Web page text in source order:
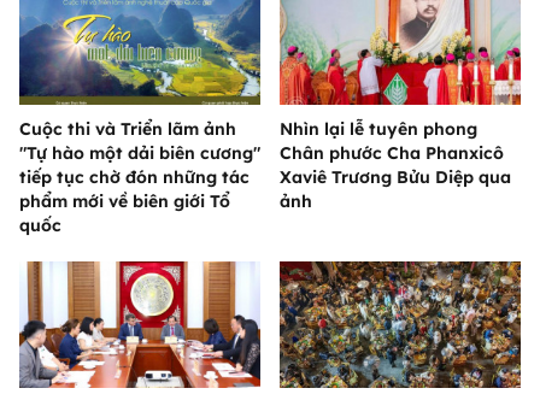
Cuộc thi và Triển lãm ảnh
"Tự hào một dải biên cương"
tiếp tục chờ đón những tác
phẩm mới về biên giới Tổ
quốc
Nhìn lại lễ tuyên phong
Chân phước Cha Phanxicô
Xaviê Trương Bửu Diệp qua
ảnh